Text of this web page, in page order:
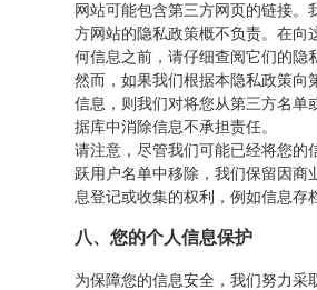
网站可能包含第三方网页的链接。
方网站的隐私政策概不负责。在向
何信息之前，请仔细查阅它们的隐
然而，如果我们根据本隐私政策向
信息，则我们对将您从第三方名单
据库中消除信息不承担责任。
请注意，尽管我们可能已经将您的
跃用户名单中移除，我们保留因商
息登记或收集的权利，例如信息存
八、您的个人信息保护
为保障您的信息安全，我们努力采